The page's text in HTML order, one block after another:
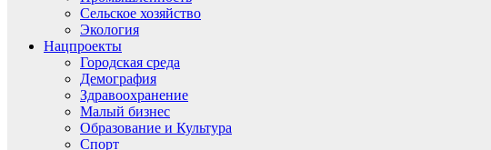
Сельское хозяйство
Экология
Нацпроекты
Городская среда
Демография
Здравоохранение
Малый бизнес
Образование и Культура
Спорт